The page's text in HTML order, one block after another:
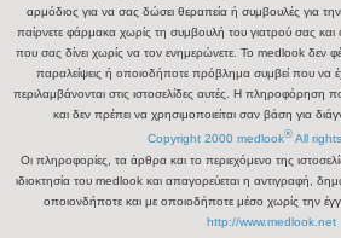
αρμόδιος για να σας δώσει θεραπεία ή συμβουλές για
παίρνετε φάρμακα χωρίς τη συμβουλή του γιατρού σας και
που σας δίνει χωρίς να τον ενημερώνετε. Το medlook δεν
παραλείψεις ή οποιοδήποτε πρόβλημα συμβεί που να
περιλαμβάνονται στις ιστοσελίδες αυτές. Η πληροφόρηση
και δεν πρέπει να χρησιμοποιείται σαν βάση για
Copyright 2000 medlook® All
Οι πληροφορίες, τα άρθρα και το περιεχόμενο της
ιδιοκτησία του medlook και απαγορεύεται η αντιγραφή,
οποιονδήποτε και με οποιοδήποτε μέσο χωρίς την
http://www.medlook.net